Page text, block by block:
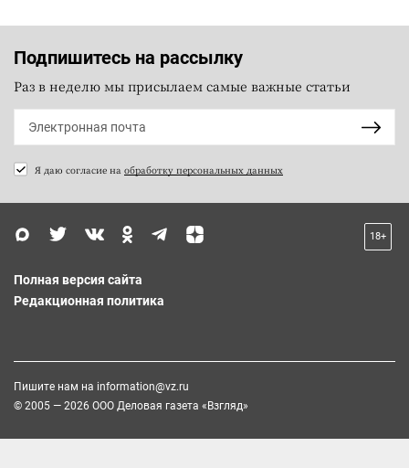
Подпишитесь на рассылку
Раз в неделю мы присылаем самые важные статьи
Я даю согласие на обработку персональных данных
18+
Полная версия сайта
Редакционная политика
Пишите нам на information@vz.ru
© 2005 — 2026 ООО Деловая газета «Взгляд»